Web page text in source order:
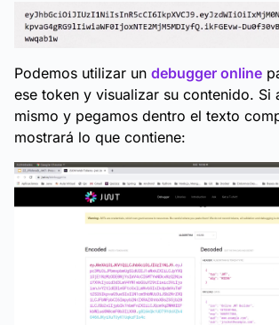
Podemos utilizar un debugger online
ese token y visualizar su contenido. Si
mismo y pegamos dentro el texto
mostrará lo que contiene: